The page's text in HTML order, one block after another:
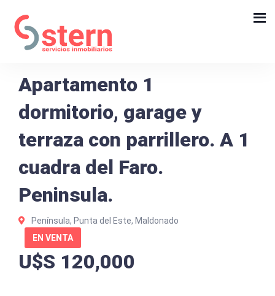
Apartamento 1
dormitorio, garage y
terraza con parrillero. A 1
cuadra del Faro.
Peninsula.
Península, Punta del Este, Maldonado
EN VENTA
U$S 120,000